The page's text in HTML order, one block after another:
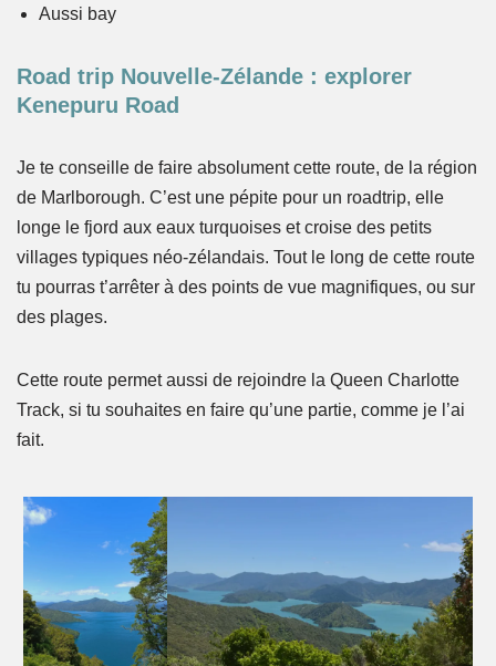
Aussi bay
Road trip Nouvelle-Zélande : explorer
Kenepuru Road
Je te conseille de faire absolument cette route, de la région
de Marlborough. C’est une pépite pour un roadtrip, elle
longe le fjord aux eaux turquoises et croise des petits
villages typiques néo-zélandais. Tout le long de cette route
tu pourras t’arrêter à des points de vue magnifiques, ou sur
des plages.
Cette route permet aussi de rejoindre la Queen Charlotte
Track, si tu souhaites en faire qu’une partie, comme je l’ai
fait.